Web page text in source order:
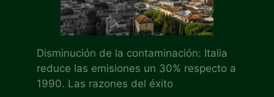
Disminución de la contaminación: Italia
reduce las emisiones un 30% respecto a
1990. Las razones del éxito